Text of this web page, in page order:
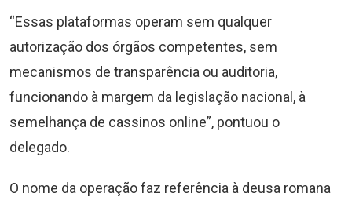
“Essas plataformas operam sem qualquer
autorização dos órgãos competentes, sem
mecanismos de transparência ou auditoria,
funcionando à margem da legislação nacional, à
semelhança de cassinos online”, pontuou o
delegado.
O nome da operação faz referência à deusa romana